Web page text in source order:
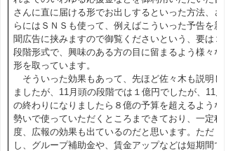
さんに直に届ける形でお出しするといった方法、さ
らにはＳＮＳも使って、例えばこういった予告を新
聞広告に挟みますので御覧くださいという、要は２
段階形式で、興味のある方の目に留まるよう様々な
形を取っています。
そういった効果もあって、先ほど佐々木も説明し
ましたが、11月頭の段階では１億円でしたが、11月
の終わりになりましたら８億の予算を超えるような
勢いで使っていただくところまできており、一定程
度、広報の効果も出ているのだと思います。ただ
し、グループ補助金や、賃金アップなどは短期間で